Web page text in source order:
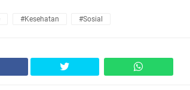
#Kesehatan #Sosial